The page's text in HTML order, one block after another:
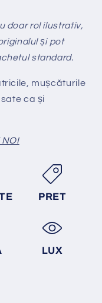
doar rol ilustrativ,
și pot
standard.
mușcăturile
ca și
NOI
PRET
LUX